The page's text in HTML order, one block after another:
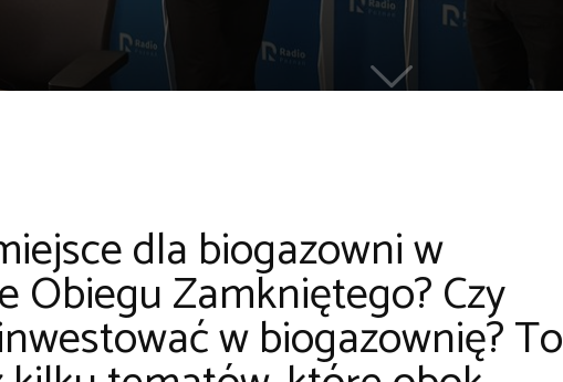
dla biogazowni w
Obiegu Zamkniętego? Czy
w biogazownię? To